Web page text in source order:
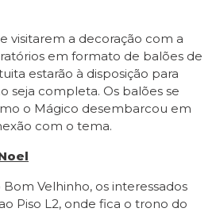
visitarem a decoração com a
em formato de balões de
estarão à disposição para
seja completa. Os balões se
o Mágico desembarcou em
com o tema.
Velhinho, os interessados
Piso L2, onde fica o trono do